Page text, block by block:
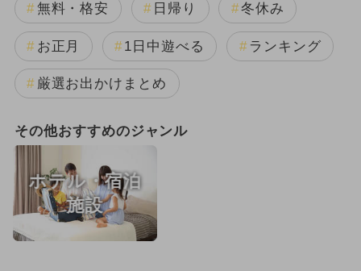
無料・格安 日帰り 冬休み
お正月 1日中遊べる ランキング
厳選お出かけまとめ
その他おすすめのジャンル
ホテル・宿泊
施設